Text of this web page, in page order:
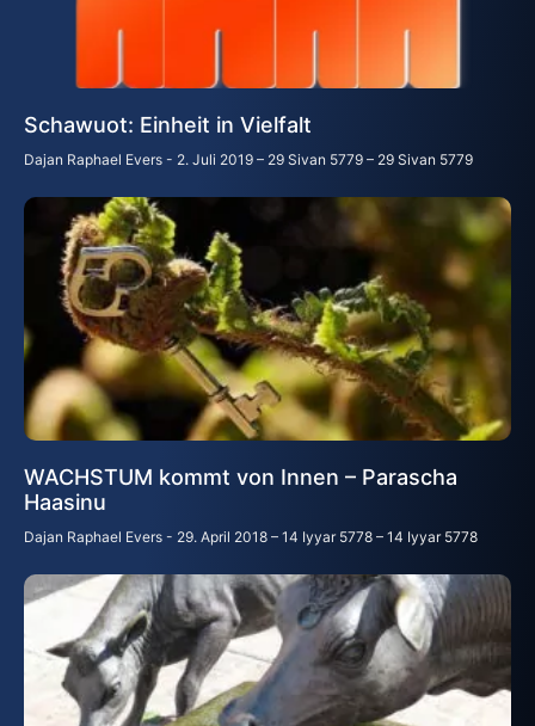
Schawuot: Einheit in Vielfalt
Dajan Raphael Evers 2. Juli 2019 – 29 Sivan 5779 – 29 Sivan 5779
WACHSTUM kommt von Innen – Parascha
Haasinu
Dajan Raphael Evers 29. April 2018 – 14 Iyyar 5778 – 14 Iyyar 5778